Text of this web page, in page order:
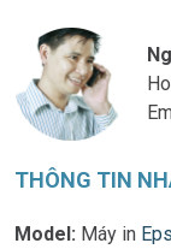
THÔNG TIN
Model: Máy in